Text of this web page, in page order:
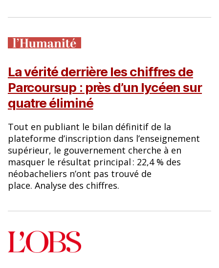
La vérité derrière les chiffres de
Parcoursup : près d’un lycéen sur
quatre éliminé
Tout en publiant le bilan définitif de la
plateforme d’inscription dans l’enseignement
supérieur, le gouvernement cherche à en
masquer le résultat principal : 22,4 % des
néobacheliers n’ont pas trouvé de
place. Analyse des chiffres.